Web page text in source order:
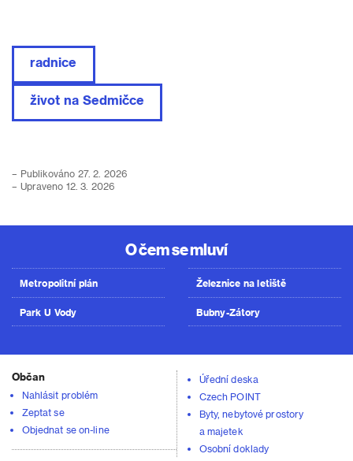
radnice
život na Sedmičce
– Publikováno 27. 2. 2026
– Upraveno 12. 3. 2026
O čem se mluví
Metropolitní plán
Park U Vody
Železnice na letiště
Bubny-Zátory
Občan
Nahlásit problém
Zeptat se
Objednat se on-line
Úřední deska
Czech POINT
Byty, nebytové prostory
a majetek
Osobní doklady